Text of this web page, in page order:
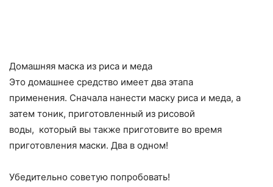
Домашняя маска из риса и меда
Это домашнее средство имеет два этапа
применения. Сначала нанести маску риса и меда, а
затем тоник, приготовленный из рисовой
воды, который вы также приготовите во время
приготовления маски. Два в одном!
Убедительно советую попробовать!